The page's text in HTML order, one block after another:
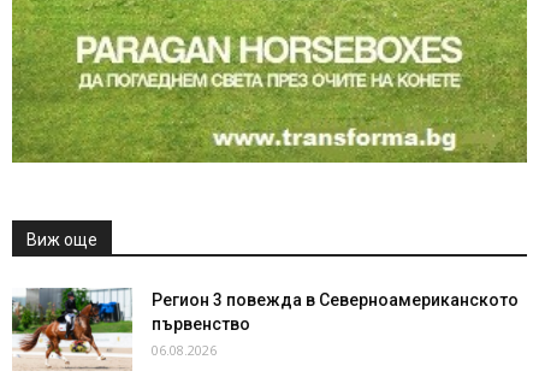
Виж още
Регион 3 повежда в Северноамериканското
първенство
06.08.2026